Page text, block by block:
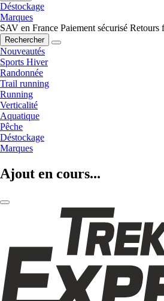
Déstockage
Marques
SAV en France Paiement sécurisé Retours
Rechercher
Nouveautés
Sports Hiver
Randonnée
Trail running
Running
Verticalité
Aquatique
Pêche
Déstockage
Marques
Ajout en cours...